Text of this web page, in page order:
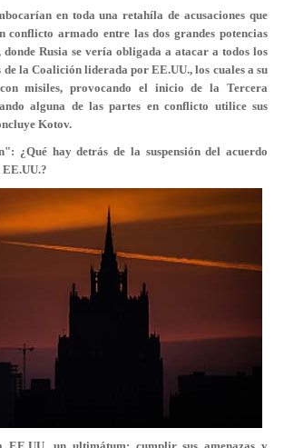
en toda una retahíla de acusaciones que
conflicto armado entre las dos grandes potencias
Rusia se vería obligada a atacar a todos los
de la Coalición liderada por EE.UU., los cuales a su
misiles, provocando el inicio de la Tercera
alguna de las partes en conflicto utilice sus
Kotov.
¿Qué hay detrás de la suspensión del acuerdo